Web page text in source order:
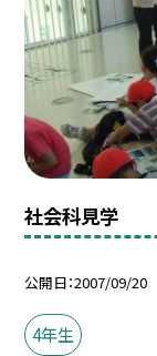
社会科見学
公開日 2007/09/20
4年生